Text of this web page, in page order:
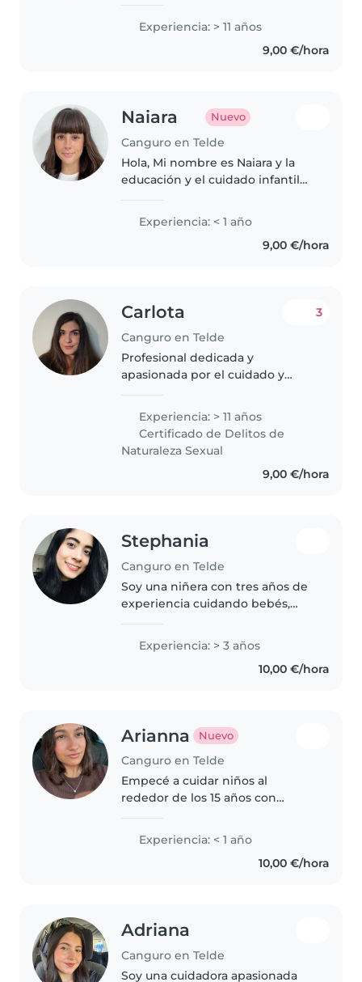
infantil,de farmacia y auxiliar de
enfermería.tengo experiencia en
el cuidado de bebés y niños..
Experiencia: > 11 años
9,00 €/hora
Naiara Nuevo
Canguro en Telde
Hola, Mi nombre es Naiara y la
educación y el cuidado infantil
vocación. Desde muy pequeña
he estado rodeada de niños
gracias a que tengo varias
Experiencia: < 1 año
9,00 €/hora
Carlota
Canguro en Telde
3
Profesional dedicada y
apasionada por el cuidado y
centra en crear un ambiente
seguro, estimulante y divertido
donde los niños puedan
aprender, jugar..
Experiencia: > 11 años
Certificado de Delitos de
Naturaleza Sexual
9,00 €/hora
Stephania
Canguro en Telde
Soy una niñera con tres años de
experiencia cuidando bebés,
dibujar y hacer manualidades
con ellos. Con experiencia en
Experiencia: > 3 años
10,00 €/hora
Arianna Nuevo
Canguro en Telde
Empecé a cuidar niños al
rededor de los 15 años con
estudios de educación infantil,
mi formación ha sido dual por lo
que he hecho prácticas en
Experiencia: < 1 año
10,00 €/hora
Adriana
Canguro en Telde
Soy una cuidadora apasionada